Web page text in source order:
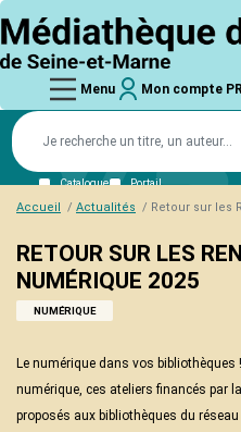
main_menu
Main
navigation
Menu
La
MD77
L'équipe
Schéma départemental
Collections
Coups de cœur
Nouveautés
Ressources numériques
Matériel de médiation
Formations
Informations pratiques
user_account
User
account
menu
Mon compte
compte
PRO
Connexion
Mot de passe perdu
Vous êtes
particulier
?
Ressources numériques
Catalogue Portail
Accueil Actualités Retour sur les
RETOUR SUR LES
NUMÉRIQUE 2025
NUMÉRIQUE
Le numérique dans vos bibliothèques
numérique, ces ateliers financés par
proposés aux bibliothèques du